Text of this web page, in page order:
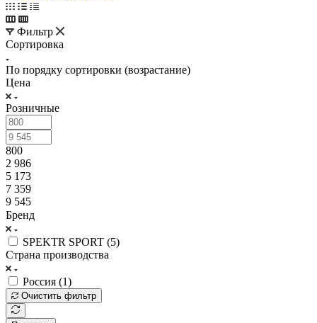
Фильтр
Сортировка
По порядку сортировки (возрастание)
Цена
Розничные
800
2 986
5 173
7 359
9 545
Бренд
SPEKTR SPORT (5)
Страна производства
Россия (1)
Очистить фильтр